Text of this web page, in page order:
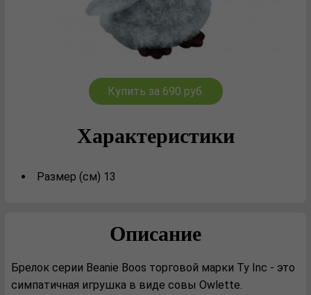
Купить за 690 руб.
Характеристики
Размер (см) 13
Описание
Брелок серии Beanie Boos торговой марки Ty Inc - это
симпатичная игрушка в виде совы Owlette.